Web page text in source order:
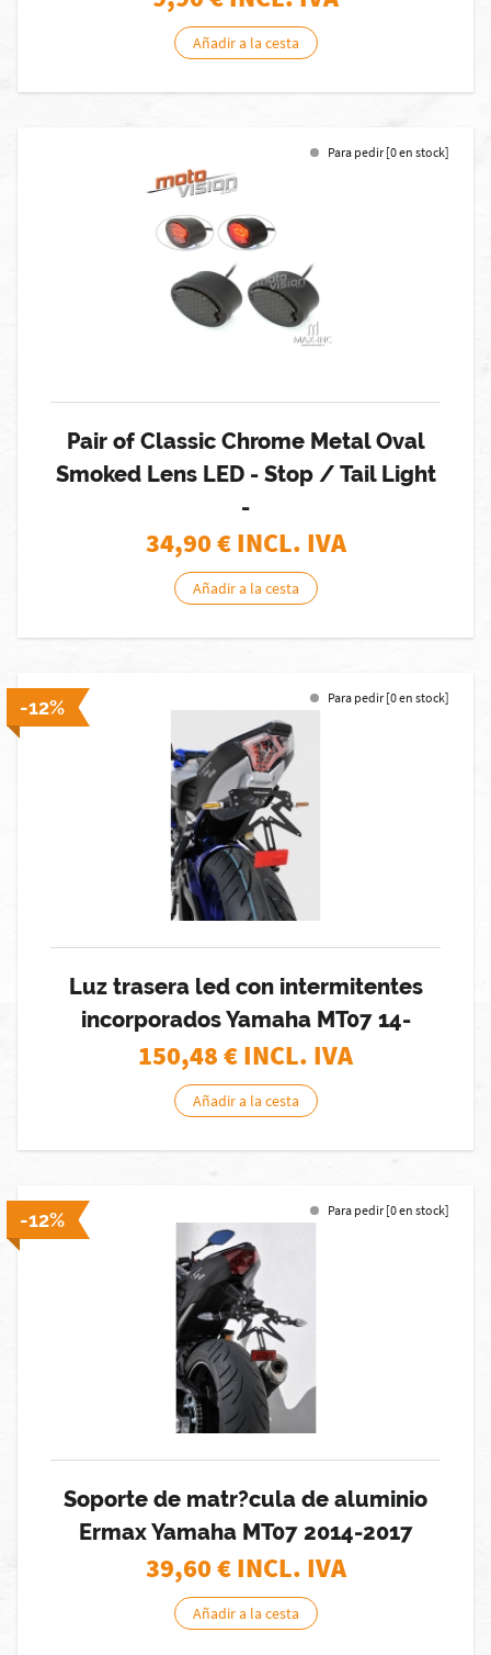
Añadir a la cesta
Para pedir [0 en stock]
Pair of Classic Chrome Metal Oval
Smoked Lens LED - Stop / Tail Light
-
34,90€ INCL. IVA
Añadir a la cesta
-12% Para pedir [0 en stock]
Luz trasera led con intermitentes
incorporados Yamaha MT07 14-
150,48€ INCL. IVA
Añadir a la cesta
-12% Para pedir [0 en stock]
Soporte de matr?cula de aluminio
Ermax Yamaha MT07 2014-2017
39,60€ INCL. IVA
Añadir a la cesta